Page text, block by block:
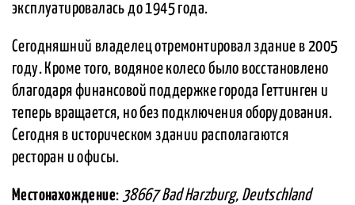
эксплуатировалась до 1945 года.
Сегодняшний владелец отремонтировал здание в 2005
году. Кроме того, водяное колесо было восстановлено
благодаря финансовой поддержке города Геттинген и
теперь вращается, но без подключения оборудования.
Сегодня в историческом здании располагаются
ресторан и офисы.
Местонахождение: 38667 Bad Harzburg, Deutschland